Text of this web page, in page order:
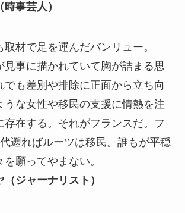
事芸⼈）
材で⾜を運んだバンリュー。
⾒事に描かれていて胸が詰まる思
でも差別や排除に正⾯から⽴ち向
うな⼥性や移⺠の⽀援に情熱を注
存在する。それがフランスだ。フ
遡ればルーツは移⺠。誰もが平穏
願ってやまない。
ジャーナリスト）